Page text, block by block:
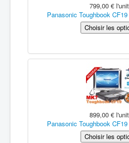
799,00 €
Panasonic Toughbook
899,00 €
Panasonic Toughbook